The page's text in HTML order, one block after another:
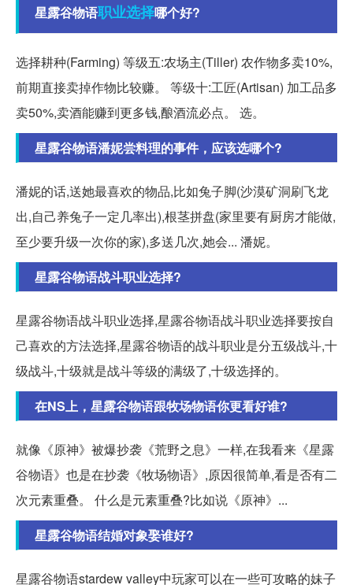
星露谷物语职业选择哪个好?
选择耕种(Farming) 等级五:农场主(Tiller) 农作物多卖10%,
前期直接卖掉作物比较赚。 等级十:工匠(Artisan) 加工品多
卖50%,卖酒能赚到更多钱,酿酒流必点。 选。
星露谷物语潘妮尝料理的事件，应该选哪个?
潘妮的话,送她最喜欢的物品,比如兔子脚(沙漠矿洞刷飞龙
出,自己养兔子一定几率出),根茎拼盘(家里要有厨房才能做,
至少要升级一次你的家),多送几次,她会... 潘妮。
星露谷物语战斗职业选择?
星露谷物语战斗职业选择,星露谷物语战斗职业选择要按自
己喜欢的方法选择,星露谷物语的战斗职业是分五级战斗,十
级战斗,十级就是战斗等级的满级了,十级选择的。
在NS上，星露谷物语跟牧场物语你更看好谁?
就像《原神》被爆抄袭《荒野之息》一样,在我看来《星露
谷物语》也是在抄袭《牧场物语》,原因很简单,看是否有二
次元素重叠。 什么是元素重叠?比如说《原神》...
星露谷物语结婚对象娶谁好?
星露谷物语stardew valley中玩家可以在一些可攻略的妹子